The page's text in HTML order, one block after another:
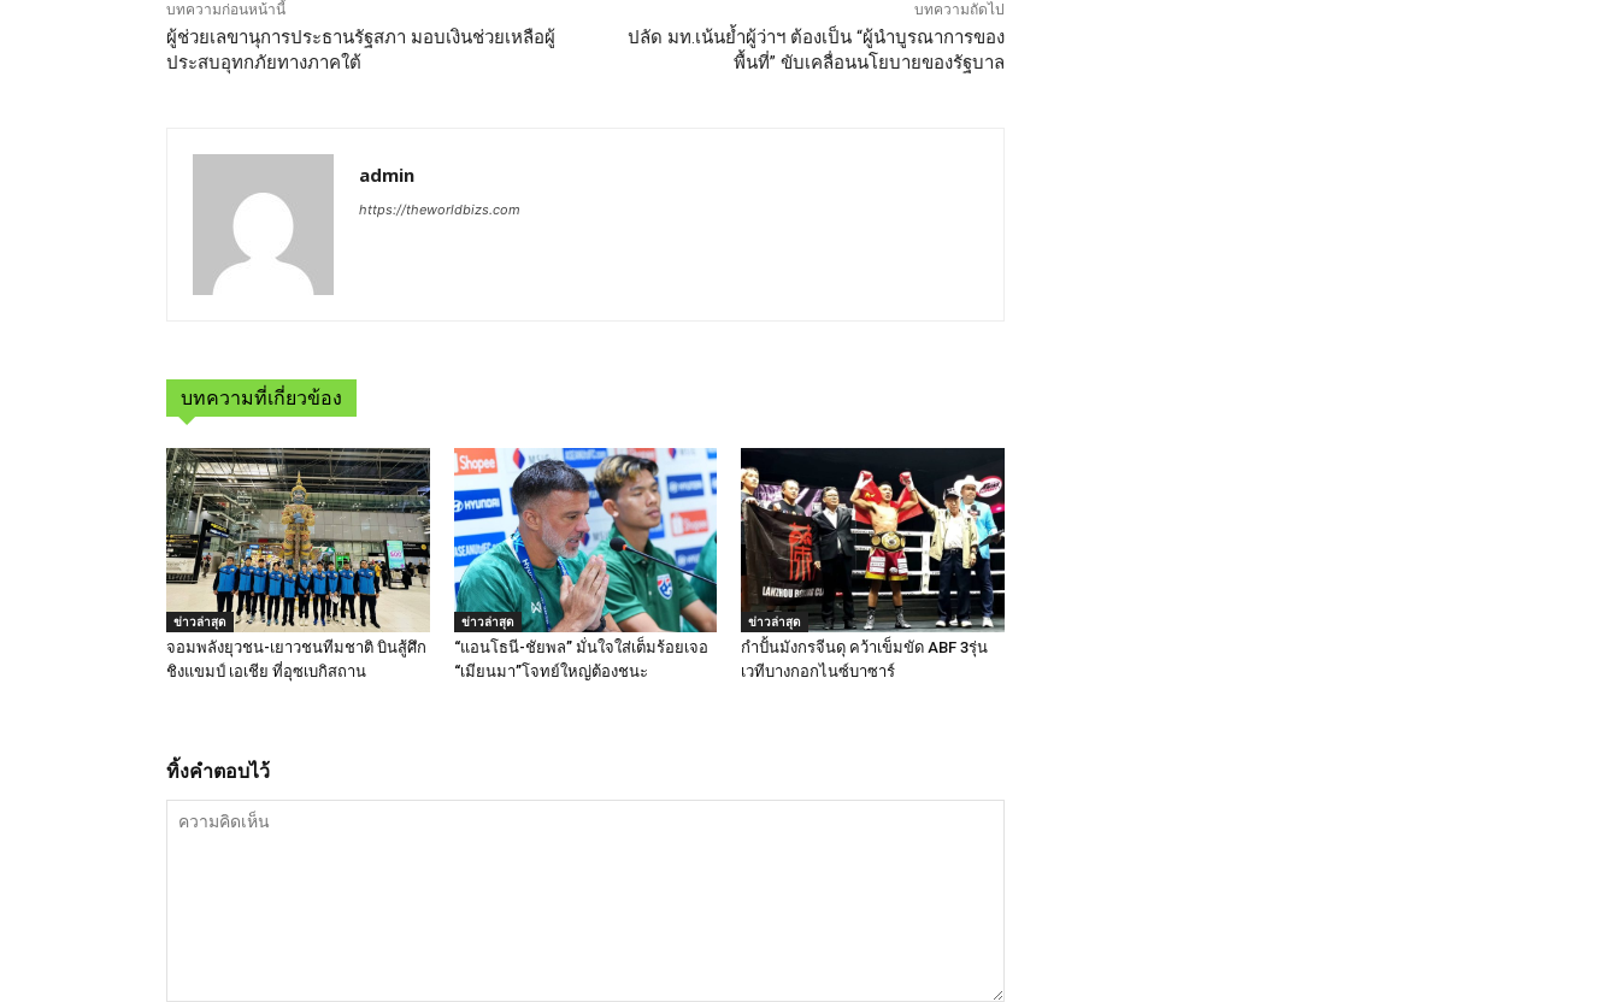
บทความก่อนหน้านี้
ผู้ช่วยเลขานุการประธานรัฐสภา มอบเงินช่วยเหลือผู้
ประสบอุทกภัยทางภาคใต้
บทความถัดไป
ปลัด มท.เน้นย้ำผู้ว่าฯ ต้องเป็น “ผู้นำบูรณาการของ
พื้นที่” ขับเคลื่อนนโยบายของรัฐบาล
admin
https://theworldbizs.com
บทความที่เกี่ยวข้อง
ข่าวล่าสุด
จอมพลังยุวชน-เยาวชนทีมชาติ บินสู้ศึก
ชิงแขมป์ เอเชีย ที่อุซเบกิสถาน
ข่าวล่าสุด
“แอนโธนี-ชัยพล” มั่นใจใส่เต็มร้อยเจอ
“เมียนมา”โจทย์ใหญ่ต้องชนะ
ข่าวล่าสุด
กำปั้นมังกรจีนดุ คว้าเข็มขัด ABF 3รุ่น
เวทีบางกอกไนซ์บาซาร์
ทิ้งคำตอบไว้